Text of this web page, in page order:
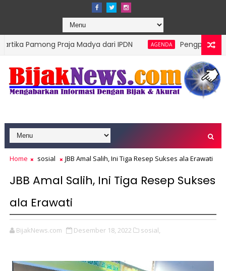
Praja Madya dari IPDN AGENDA Pengprov Squash
Home sosial JBB Amal Salih, Ini Tiga Resep Sukses ala Erawati
JBB Amal Salih, Ini Tiga Resep Sukses
ala Erawati
BijakNews.com Desember 18, 2022 sosial,